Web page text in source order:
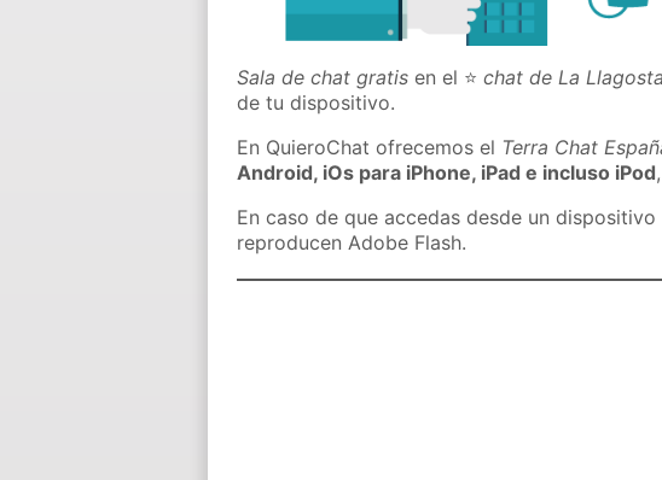
Sala de chat gratis en el ⭐chat de La Llagosta
de tu dispositivo.
En QuieroChat ofrecemos el Terra Chat
Android, iOs para iPhone, iPad e incluso iPod
En caso de que accedas desde un
reproducen Adobe Flash.